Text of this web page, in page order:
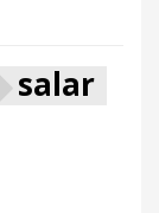
salar